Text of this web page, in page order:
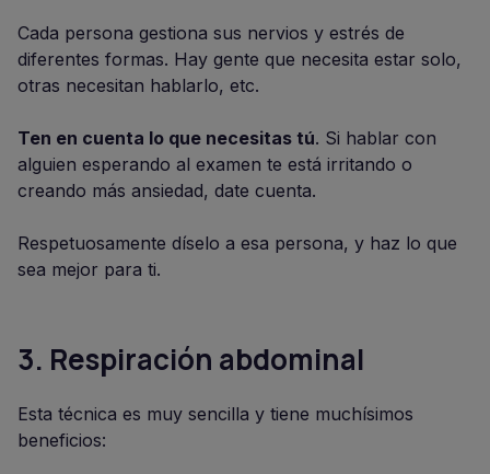
Cada persona gestiona sus nervios y estrés de
diferentes formas. Hay gente que necesita estar solo,
otras necesitan hablarlo, etc.
Ten en cuenta lo que necesitas tú. Si hablar con
alguien esperando al examen te está irritando o
creando más ansiedad, date cuenta.
Respetuosamente díselo a esa persona, y haz lo que
sea mejor para ti.
3. Respiración abdominal
Esta técnica es muy sencilla y tiene muchísimos
beneficios: